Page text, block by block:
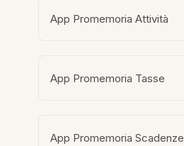
App Promemoria Attività
App Promemoria Tasse
App Promemoria Scadenze